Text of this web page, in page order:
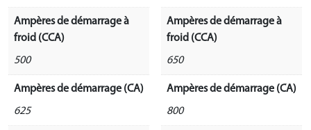
Ampères de démarrage à
froid (CCA)
500
Ampères de démarrage (CA)
625
Ampères de démarrage à
froid (CCA)
650
Ampères de démarrage (CA)
800